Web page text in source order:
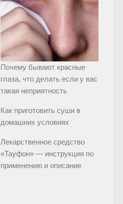
Почему бывают красные
глаза, что делать если у вас
такая неприятность
Как приготовить суши в
домашних условиях
Лекарственное средство
«Тауфон» — инструкция по
применению и описание